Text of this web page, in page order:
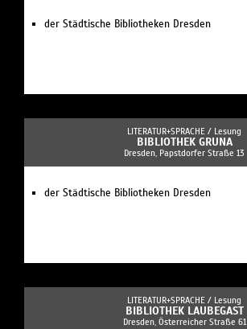
der Städtische Bibliotheken Dresden
LITERATUR+SPRACHE / Lesung
BIBLIOTHEK GRUNA
Dresden, Papstdorfer Straße 13
der Städtische Bibliotheken Dresden
LITERATUR+SPRACHE / Lesung
BIBLIOTHEK LAUBEGAST
Dresden, Österreicher Straße 61